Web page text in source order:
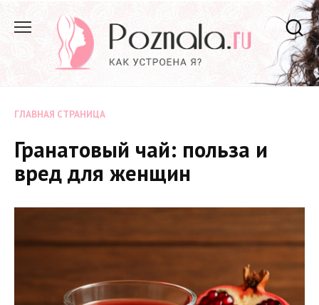
содержанию
ГЛАВНАЯ СТРАНИЦА
Гранатовый чай: польза и
вред для женщин